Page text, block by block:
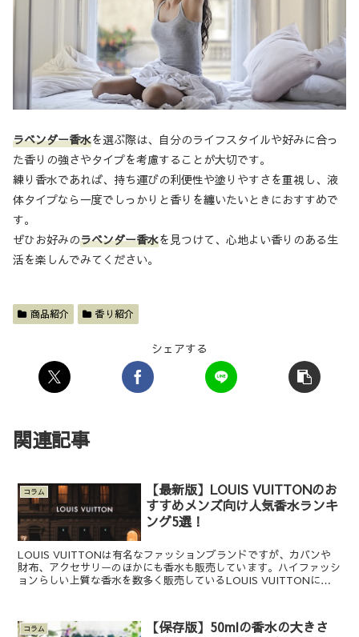
ラベンダー香水を選ぶ際は、自分のライフスタイルや好みに合っ
た香りの強さやタイプを考慮することが大切です。
練り香水であれば、持ち運びの利便性や塗りやすさを重視し、液
体タイプなら一度でしっかりと香りを纏いたいときにおすすめで
す。
ぜひお好みのラベンダー香水を見つけて、心地よい香りのある生
活を楽しんでみてください。
商品紹介 香り紹介
シェアする
関連記事
コラム
【最新版】LOUIS VUITTONのお
すすめメンズ向け人気香水ランキ
ング5選！
LOUIS VUITTONは有名なファッションブランドですが、カバンや
財布、アクセサリーのほかにも香水も販売しています。ハイファッシ
ョンらしい上質な香水を数多く販売しているLOUIS VUITTONに
コラム
【保存版】50mlの香水の大きさ